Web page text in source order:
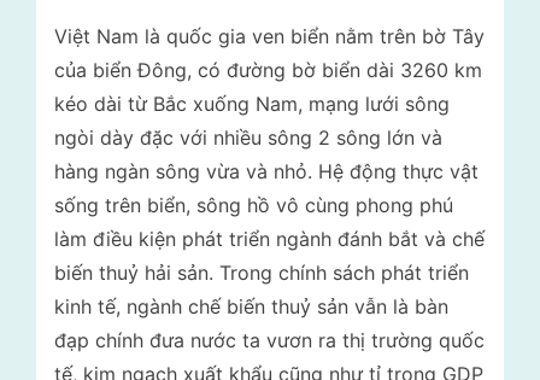
ọ
c
L
â
n
Việt Nam là quốc gia ven biển nằm trên bờ Tây
của biển Đông, có đường bờ biển dài 3260 km
kéo dài từ Bắc xuống Nam, mạng lưới sông
ngòi dày đặc với nhiều sông 2 sông lớn và
hàng ngàn sông vừa và nhỏ. Hệ động thực vật
sống trên biển, sông hồ vô cùng phong phú
làm điều kiện phát triển ngành đánh bắt và chế
biến thuỷ hải sản. Trong chính sách phát triển
kinh tế, ngành chế biến thuỷ sản vẫn là bàn
đạp chính đưa nước ta vươn ra thị trường quốc
tế, kim ngạch xuất khẩu cũng như tỉ trọng GDP